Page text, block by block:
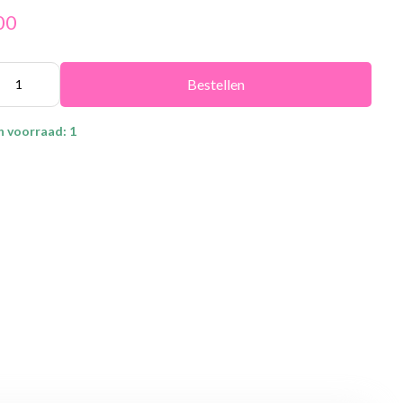
Bestellen
voorraad: 1